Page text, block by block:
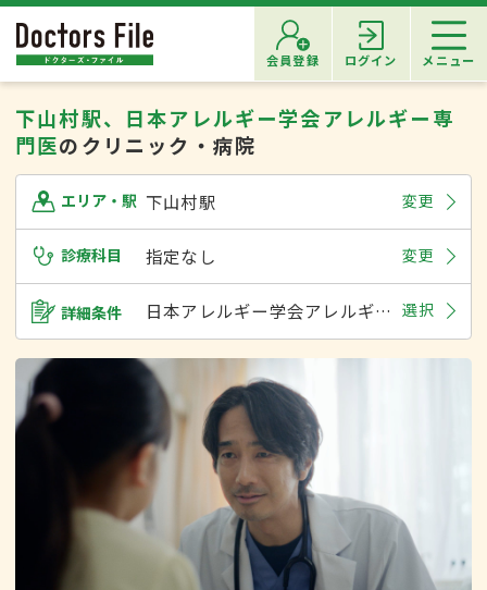
会員登録 ログイン メニュー
下山村駅、日本アレルギー学会アレルギー専
門医のクリニック・病院
エリア・駅 下山村駅 変更
診療科目 指定なし 変更
詳細条件 日本アレルギー学会アレルギー専門医 選択